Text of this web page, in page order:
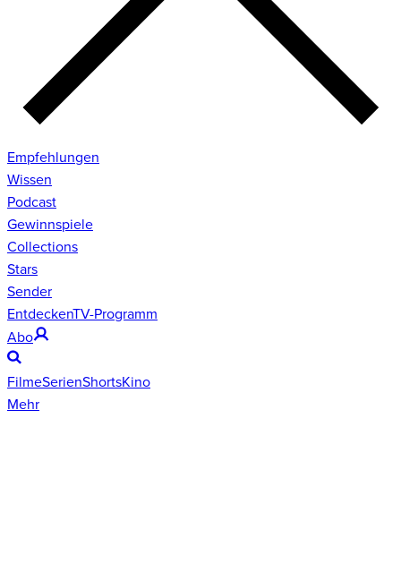
Empfehlungen
Wissen
Podcast
Gewinnspiele
Collections
Stars
Sender
EntdeckenTV-Programm
Abo
FilmeSerienShortsKino
Mehr